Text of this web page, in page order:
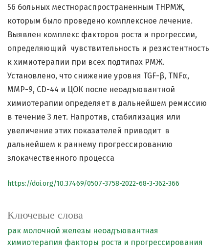
Ключевые слова
рак молочной железы неоадъювантная
химиотерапия факторы роста и прогрессирования
56 больных местнораспространенным ТНРМЖ,
которым было проведено комплексное лечение.
Выявлен комплекс факторов роста и прогрессии,
определяющий чувствительность и резистентность
к химиотерапии при всех подтипах РМЖ.
Установлено, что снижение уровня TGF-β, TNFα,
ММР-9, CD-44 и ЦОК после неоадъювантной
химиотерапии определяет в дальнейшем ремиссию
в течение 3 лет. Напротив, стабилизация или
увеличение этих показателей приводит в
дальнейшем к раннему прогрессированию
злокачественного процесса
https://doi.org/10.37469/0507-3758-2022-68-3-362-366